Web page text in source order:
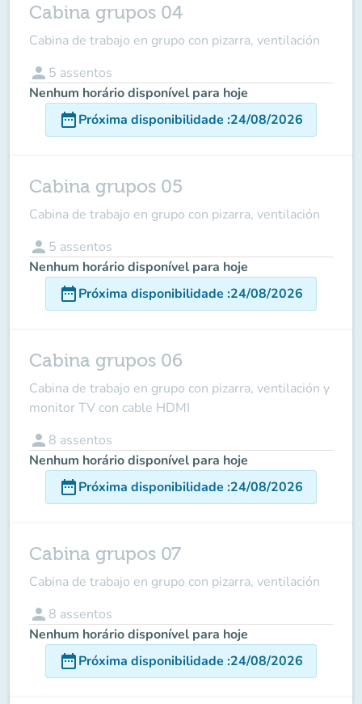
Cabina grupos 04
Cabina de trabajo en grupo con pizarra, ventilación
person 5 assentos
Nenhum horário disponível para hoje
date_rangePróxima disponibilidade :24/08/2026
Cabina grupos 05
Cabina de trabajo en grupo con pizarra, ventilación
person 5 assentos
Nenhum horário disponível para hoje
date_rangePróxima disponibilidade :24/08/2026
Cabina grupos 06
Cabina de trabajo en grupo con pizarra, ventilación y
monitor TV con cable HDMI
person 8 assentos
Nenhum horário disponível para hoje
date_rangePróxima disponibilidade :24/08/2026
Cabina grupos 07
Cabina de trabajo en grupo con pizarra, ventilación
person 8 assentos
Nenhum horário disponível para hoje
date_rangePróxima disponibilidade :24/08/2026